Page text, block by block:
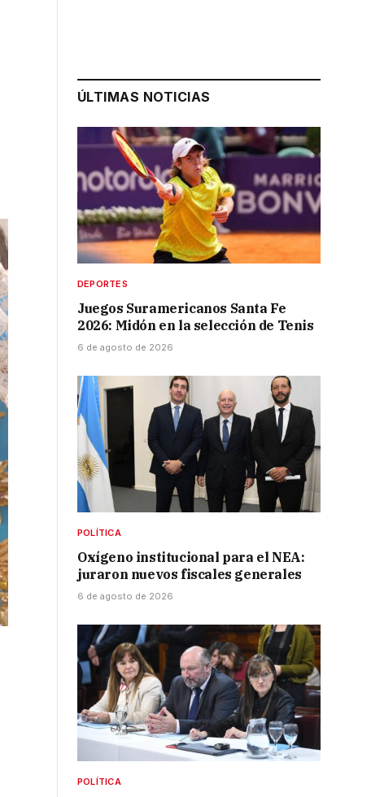
ÚLTIMAS NOTICIAS
DEPORTES
Juegos Suramericanos Santa Fe
2026: Midón en la selección de Tenis
6 de agosto de 2026
POLÍTICA
Oxígeno institucional para el NEA:
juraron nuevos fiscales generales
6 de agosto de 2026
POLÍTICA